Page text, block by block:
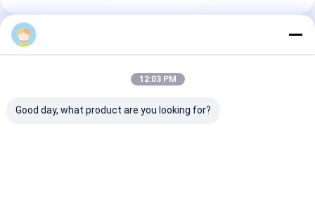
ปากกาไมโครเดอร์มา
เครื่องนวดหน้าคลื่นความถี่วิทยุ
กล้องดิจิตอล Fundus
หมวดหมู่ของเรา
12:03 PM
Good day, what product are you looking for?